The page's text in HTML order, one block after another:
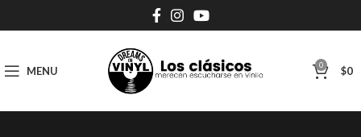
MENU 0 $0